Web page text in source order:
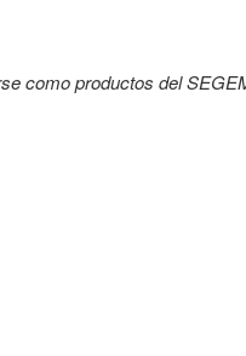
como productos del